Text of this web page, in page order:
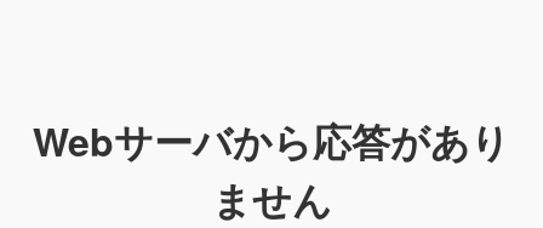
Webサーバから応答があり
ません